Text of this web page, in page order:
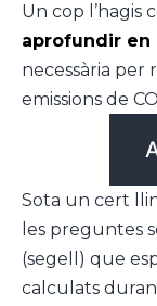
Un cop l’hagis
aprofundir en
necessària per
emissions de
Sota un cert
les preguntes
(segell) que
calculats